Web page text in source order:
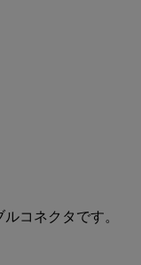
コネクタです。